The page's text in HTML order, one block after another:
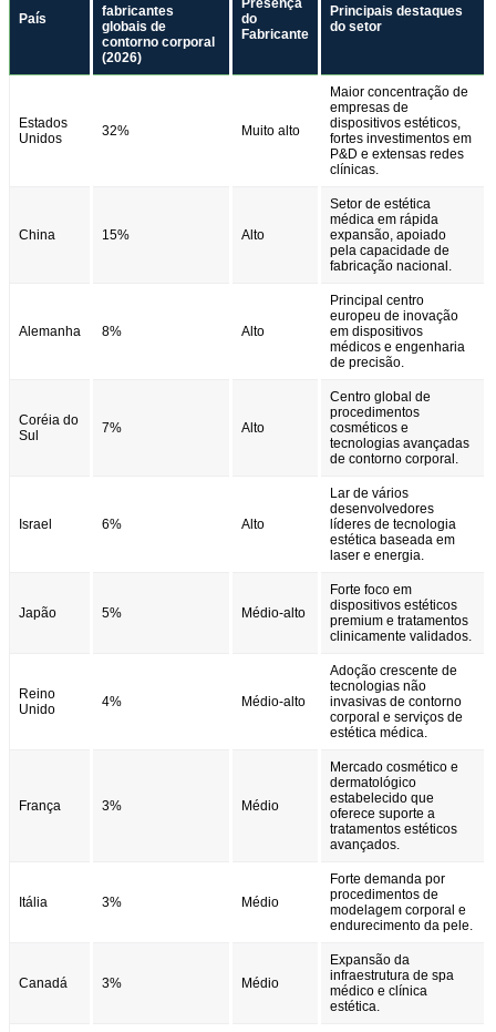
País
fabricantes
globais de
contorno corporal
(2026)
Presença
do
Fabricante
Principais destaques
do setor
Estados
Unidos
32% Muito alto
Maior concentração de
empresas de
dispositivos estéticos,
fortes investimentos em
P&D e extensas redes
clínicas.
China 15% Alto
Setor de estética
médica em rápida
expansão, apoiado
pela capacidade de
fabricação nacional.
Alemanha 8% Alto
Principal centro
europeu de inovação
em dispositivos
médicos e engenharia
de precisão.
Coréia do
Sul
7% Alto
Centro global de
procedimentos
cosméticos e
tecnologias avançadas
de contorno corporal.
Israel 6% Alto
Lar de vários
desenvolvedores
líderes de tecnologia
estética baseada em
laser e energia.
Japão 5% Médio-alto
Forte foco em
dispositivos estéticos
premium e tratamentos
clinicamente validados.
Reino
Unido
4% Médio-alto
Adoção crescente de
tecnologias não
invasivas de contorno
corporal e serviços de
estética médica.
França 3% Médio
Mercado cosmético e
dermatológico
estabelecido que
oferece suporte a
tratamentos estéticos
avançados.
Itália 3% Médio
Forte demanda por
procedimentos de
modelagem corporal e
endurecimento da pele.
Canadá 3% Médio
Expansão da
infraestrutura de spa
médico e clínica
estética.